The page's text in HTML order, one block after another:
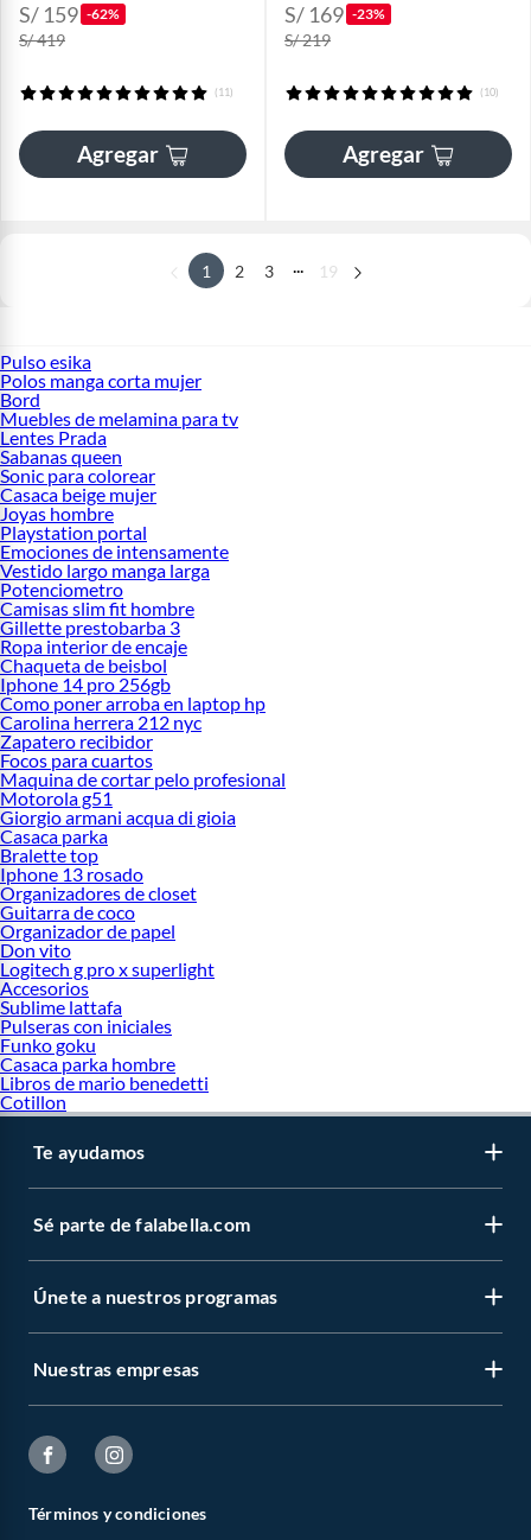
S/ 159 -62%
S/ 419
(11)
Agregar
S/ 169 -23%
S/ 219
(10)
Agregar
1 2 3 ... 19
Pulso esika
Polos manga corta mujer
Bord
Muebles de melamina para tv
Lentes Prada
Sabanas queen
Sonic para colorear
Casaca beige mujer
Joyas hombre
Playstation portal
Emociones de intensamente
Vestido largo manga larga
Potenciometro
Camisas slim fit hombre
Gillette prestobarba 3
Ropa interior de encaje
Chaqueta de beisbol
Iphone 14 pro 256gb
Como poner arroba en laptop hp
Carolina herrera 212 nyc
Zapatero recibidor
Focos para cuartos
Maquina de cortar pelo profesional
Motorola g51
Giorgio armani acqua di gioia
Casaca parka
Bralette top
Iphone 13 rosado
Organizadores de closet
Guitarra de coco
Organizador de papel
Don vito
Logitech g pro x superlight
Accesorios
Sublime lattafa
Pulseras con iniciales
Funko goku
Casaca parka hombre
Libros de mario benedetti
Cotillon
Te ayudamos
Sé parte de falabella.com
Únete a nuestros programas
Nuestras empresas
Términos y condiciones